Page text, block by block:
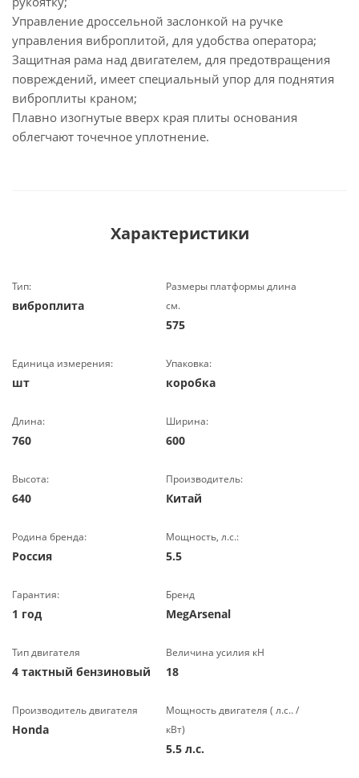
Управление дроссельной заслонкой на ручке
управления виброплитой, для удобства оператора;
Защитная рама над двигателем, для предотвращения
повреждений, имеет специальный упор для поднятия
виброплиты краном;
Плавно изогнутые вверх края плиты основания
облегчают точечное уплотнение.
Характеристики
Тип:
виброплита
Размеры платформы длина
см.
575
Единица измерения:
шт
Упаковка:
коробка
Длина:
760
Ширина:
600
Высота:
640
Производитель:
Китай
Родина бренда:
Россия
Мощность, л.с.:
5.5
Гарантия:
1 год
Бренд
MegArsenal
Тип двигателя
4 тактный бензиновый
Величина усилия кН
18
Производитель двигателя
Honda
Мощность двигателя ( л.с.. /
кВт)
5.5 л.с.